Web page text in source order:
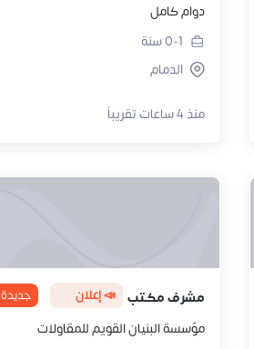
دوام كامل
0-1سنة
الدمام
منذ 4 ساعات تقريباً
مشرف مكتب 📣 إعلان جديدة
مؤسسة البنيان القويم للمقاولات